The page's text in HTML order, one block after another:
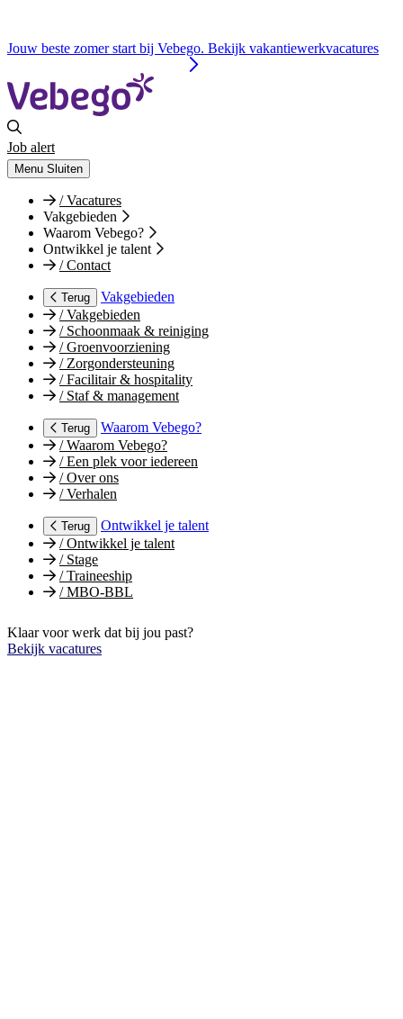
Jouw beste zomer start bij Vebego. Bekijk vakantiewerkvacatures
Job alert
Menu Sluiten
/Vacatures
Vakgebieden
Waarom Vebego?
Ontwikkel je talent
/Contact
Terug
Vakgebieden
/Vakgebieden
/Schoonmaak & reiniging
/Groenvoorziening
/Zorgondersteuning
/Facilitair & hospitality
/Staf & management
Terug
Waarom Vebego?
/Waarom Vebego?
/Een plek voor iedereen
/Over ons
/Verhalen
Terug
Ontwikkel je talent
/Ontwikkel je talent
/Stage
/Traineeship
/MBO-BBL
Klaar voor werk dat bij jou past?
Bekijk vacatures